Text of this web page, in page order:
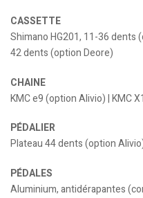
CASSETTE
Shimano HG201, 11-36 dents
42 dents (option Deore)
CHAINE
KMC e9 (option Alivio) | KMC
PÉDALIER
Plateau 44 dents (option
PÉDALES
Aluminium, antidérapantes